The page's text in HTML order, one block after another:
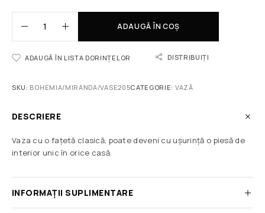
ADAUGĂ ÎN COȘ
ADAUGĂ ÎN LISTA DORINȚELOR DISTRIBUIȚI
SKU: BOHEMIA/MIRANDA/VASE205CATEGORIE: VAZĂ
DESCRIERE
Vaza cu o fațetă clasică, poate deveni cu ușurință o piesă de
interior unic în orice casă.
INFORMAȚII SUPLIMENTARE